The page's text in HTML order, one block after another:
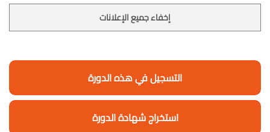
إخفاء جميع الإعلانات
التسجيل في هذه الدورة
استخراج شهادة الدورة